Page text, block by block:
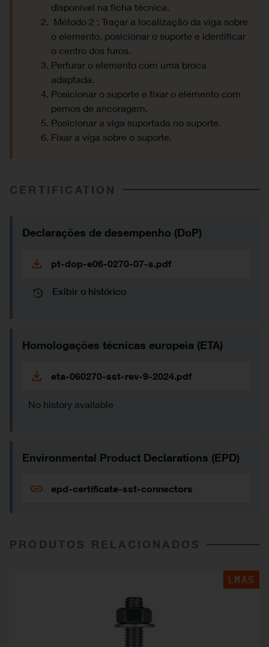
disponível na ficha técnica.
Método 2 : Traçar a localização da viga sobre
o elemento, posicionar o suporte e identificar
o centro dos furos.
Perfurar o elemento com uma broca
adaptada.
Posicionar o suporte e fixar o elemento com
pernos de ancoragem.
Posicionar a viga suportada no suporte.
Fixar a viga sobre o suporte.
CERTIFICATION
Declarações de desempenho (DoP)
pt-dop-e06-0270-07-s.pdf
Exibir o histórico
Homologações técnicas europeia (ETA)
eta-060270-sst-rev-9-2024.pdf
No history available
Environmental Product Declarations (EPD)
epd-certificate-sst-connectors
PRODUTOS RELACIONADOS
LMAS